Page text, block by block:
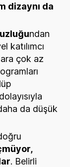
dizaynı da
ndan
katılımcı
çok az
da düşük
. Belirli